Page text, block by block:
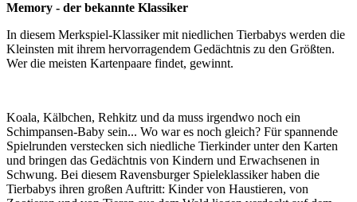
Memory - der bekannte Klassiker
In diesem Merkspiel-Klassiker mit niedlichen Tierbabys werden die
Kleinsten mit ihrem hervorragendem Gedächtnis zu den Größten.
Wer die meisten Kartenpaare findet, gewinnt.
Koala, Kälbchen, Rehkitz und da muss irgendwo noch ein
Schimpansen-Baby sein... Wo war es noch gleich? Für spannende
Spielrunden verstecken sich niedliche Tierkinder unter den Karten
und bringen das Gedächtnis von Kindern und Erwachsenen in
Schwung. Bei diesem Ravensburger Spieleklassiker haben die
Tierbabys ihren großen Auftritt: Kinder von Haustieren, von